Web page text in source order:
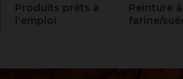
Produits prêts à
l'emploi
Peinture
farine/